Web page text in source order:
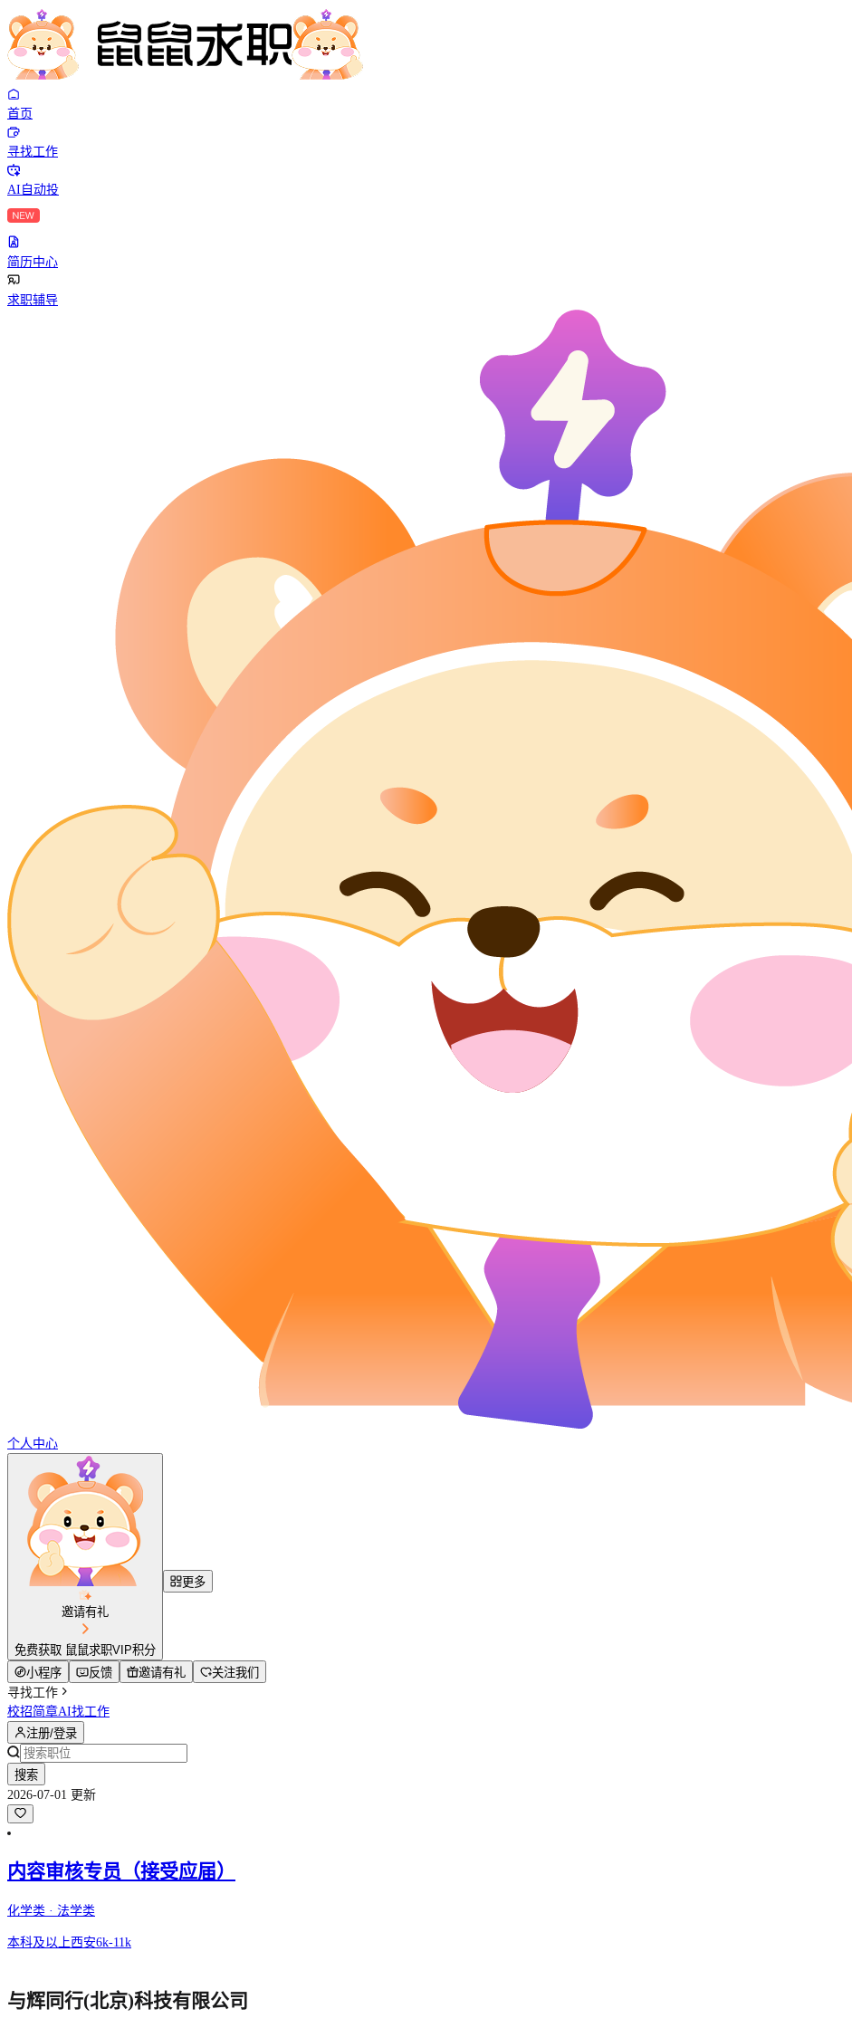
首页
寻找工作
AI自动投
简历中心
求职辅导
个人中心
邀请有礼
免费获取 鼠鼠求职VIP积分
更多
小程序 反馈 邀请有礼
关注我们
寻找工作
校招简章AI找工作
注册/登录
搜索
2026-07-01 更新
内容审核专员（接受应届）
化学类 · 法学类
本科及以上西安6k-11k
与辉同行(北京)科技有限公司